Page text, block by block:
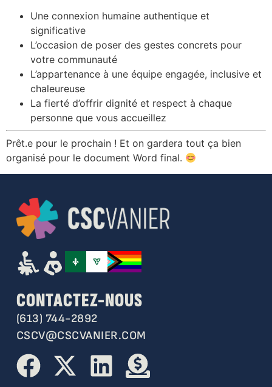
Une connexion humaine authentique et
significative
L’occasion de poser des gestes concrets pour
votre communauté
L’appartenance à une équipe engagée, inclusive et
chaleureuse
La fierté d’offrir dignité et respect à chaque
personne que vous accueillez
Prêt.e pour le prochain ! Et on gardera tout ça bien
organisé pour le document Word final.
CONTACTEZ-NOUS
(613) 744-2892
CSCV@CSCVANIER.COM